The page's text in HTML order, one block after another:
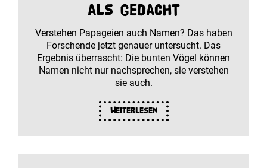
als gedacht
Verstehen Papageien auch Namen? Das haben
Forschende jetzt genauer untersucht. Das
Ergebnis überrascht: Die bunten Vögel können
Namen nicht nur nachsprechen, sie verstehen
sie auch.
Weiterlesen